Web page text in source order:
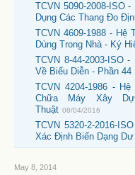
TCVN 5090-2008-ISO
Dụng Các Thang Đo
TCVN 4609-1988 - Hệ
Dùng Trong Nhà - Ký
TCVN 8-44-2003-ISO
Về Biểu Diễn - Phần
TCVN 4204-1986 -
Chữa Máy Xây
Thuật 08/04/2016
TCVN 5320-2-2016-
Xác Định Biến Dạng
May 8, 2014